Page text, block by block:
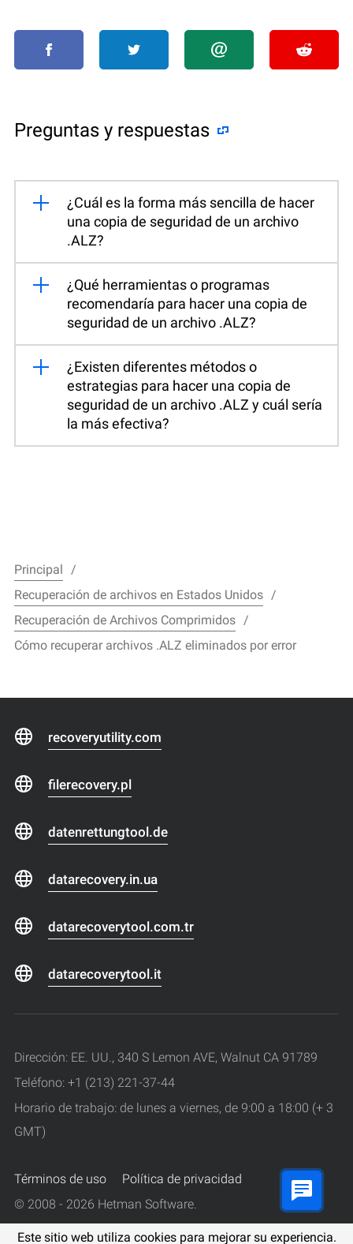
Preguntas y respuestas
¿Cuál es la forma más sencilla de hacer
una copia de seguridad de un archivo
.ALZ?
¿Qué herramientas o programas
recomendaría para hacer una copia de
seguridad de un archivo .ALZ?
¿Existen diferentes métodos o
estrategias para hacer una copia de
seguridad de un archivo .ALZ y cuál sería
la más efectiva?
Este sitio web utiliza cookies para mejorar su experiencia.
Principal
Recuperación de archivos en Estados Unidos
Recuperación de Archivos Comprimidos
Cómo recuperar archivos .ALZ eliminados por error
recoveryutility.com
filerecovery.pl
datenrettungtool.de
datarecovery.in.ua
datarecoverytool.com.tr
datarecoverytool.it
Dirección: EE. UU., 340 S Lemon AVE, Walnut CA 91789
Teléfono: +1 (213) 221-37-44
Horario de trabajo: de lunes a viernes, de 9:00 a 18:00 (+ 3
GMT)
Términos de uso
Política de privacidad
© 2008 - 2026 Hetman Software.
Todos los derechos reservados.